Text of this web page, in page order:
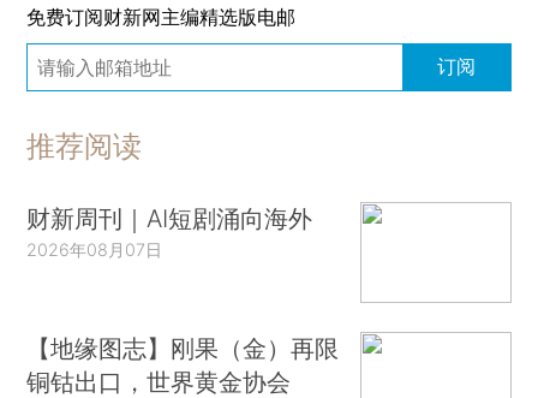
免费订阅财新网主编精选版电邮
订阅
推荐阅读
财新周刊｜AI短剧涌向海外
2026年08月07日
【地缘图志】刚果（金）再限
铜钴出口，世界黄金协会